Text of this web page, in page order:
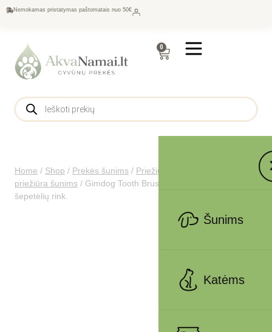
Nemokamas pristatymas paštomatais nuo 50€
0
Šunims
Katėms
Home / Shop / Prekės šunims / Priežiūra šunims
priežiūra šunims / Gimdog Tooth Brushes Set šunų dantų
šepetėlių rink.